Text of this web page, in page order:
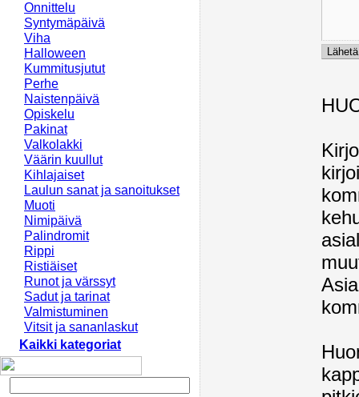
Onnittelu
Syntymäpäivä
Viha
Halloween
Kummitusjutut
Perhe
Naistenpäivä
Opiskelu
Pakinat
Valkolakki
Väärin kuullut
Kihlajaiset
Laulun sanat ja sanoitukset
Muoti
Nimipäivä
Palindromit
Rippi
Ristiäiset
Runot ja värssyt
Sadut ja tarinat
Valmistuminen
Vitsit ja sananlaskut
Kaikki kategoriat